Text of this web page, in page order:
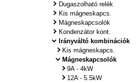
Dugaszolható relék
Kis mágneskapcs.
Mágneskapcsolók
Kondenzátor kont.
Irányváltó kombinációk
Kis mágneskapcs.
Mágneskapcsolók
9A - 4kW
12A - 5.5kW